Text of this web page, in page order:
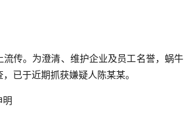
传。为澄清、维护企业及员工名誉，蜗牛
已于近期抓获嫌疑人陈某某。